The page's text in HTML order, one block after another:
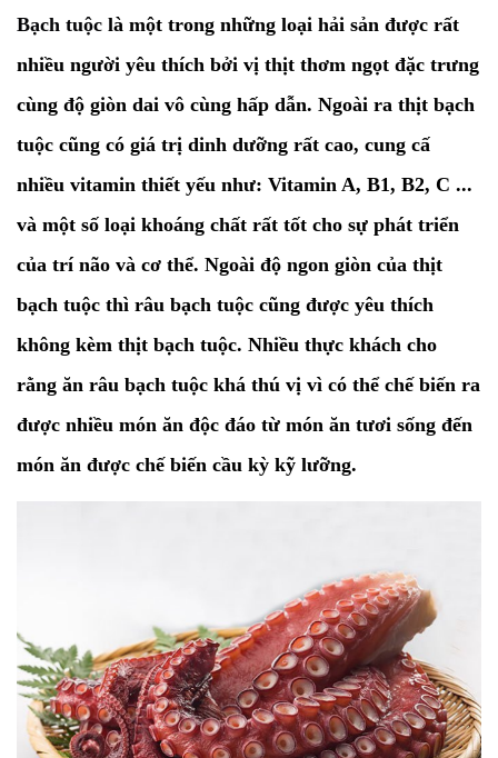
Bạch tuộc là một trong những loại hải sản được rất
nhiều người yêu thích bởi vị thịt thơm ngọt đặc trưng
cùng độ giòn dai vô cùng hấp dẫn. Ngoài ra thịt bạch
tuộc cũng có giá trị dinh dưỡng rất cao, cung cấ
nhiều vitamin thiết yếu như: Vitamin A, B1, B2, C ...
và một số loại khoáng chất rất tốt cho sự phát triển
của trí não và cơ thể. Ngoài độ ngon giòn của thịt
bạch tuộc thì râu bạch tuộc cũng được yêu thích
không kèm thịt bạch tuộc. Nhiều thực khách cho
rằng ăn râu bạch tuộc khá thú vị vì có thể chế biến ra
được nhiều món ăn độc đáo từ món ăn tươi sống đến
món ăn được chế biến cầu kỳ kỹ lưỡng.